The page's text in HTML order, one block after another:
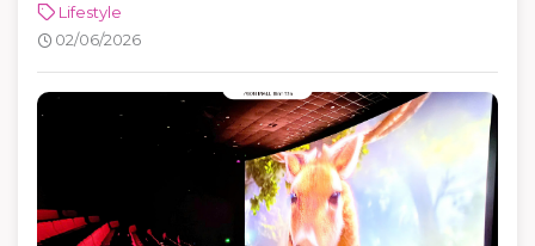
đúng vài nguyên tắc: làm sạch vừa đủ, dưỡng ẩm nhẹ,
chống nắng đúng cách và xử lý mồ hôi thông minh, da sẽ dễ
Lifestyle
02/06/2026